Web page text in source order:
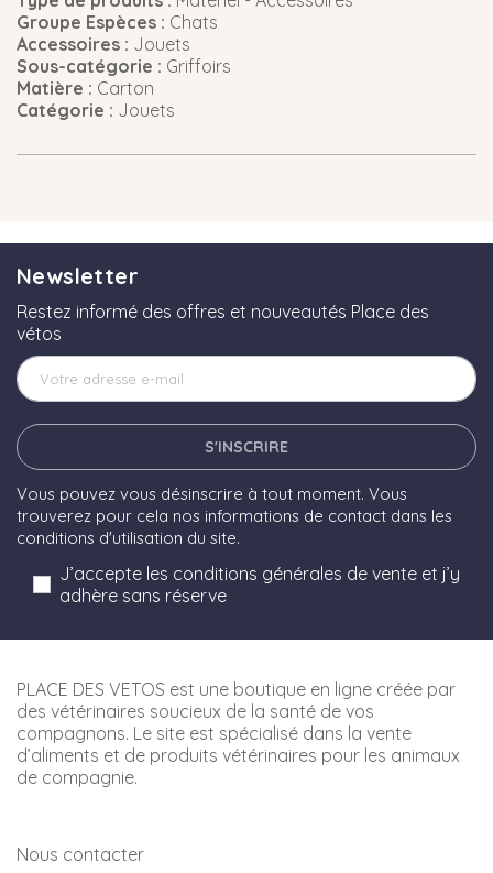
Groupe Espèces : Chats
Accessoires : Jouets
Sous-catégorie : Griffoirs
Matière : Carton
Catégorie : Jouets
Newsletter
Restez informé des offres et nouveautés Place des
vétos
S'INSCRIRE
Vous pouvez vous désinscrire à tout moment. Vous
trouverez pour cela nos informations de contact dans les
conditions d'utilisation du site.
J’accepte les conditions générales de vente et j’y
adhère sans réserve
PLACE DES VETOS est une boutique en ligne créée par
des vétérinaires soucieux de la santé de vos
compagnons. Le site est spécialisé dans la vente
d’aliments et de produits vétérinaires pour les animaux
de compagnie.
Nous contacter